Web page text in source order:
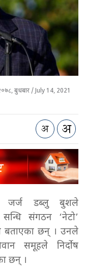
बुधबार / July 14, 2021
जर्ज डब्लु बुशले
सन्धि संगठन ‘नेटो’
बताएका छन् । उनले
समूहले निर्दोष
छन् ।